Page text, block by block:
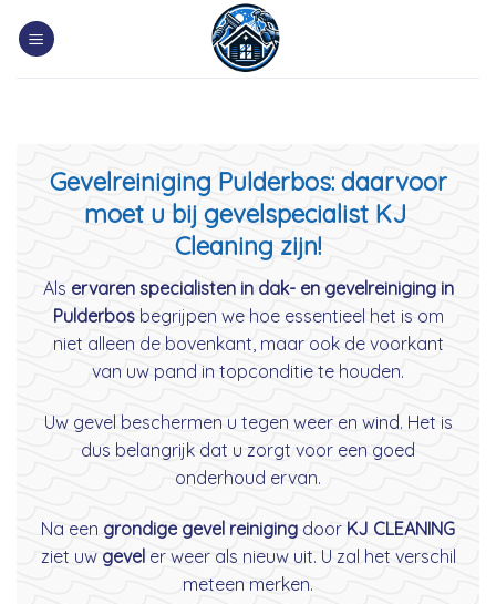
Gevelreiniging Pulderbos: daarvoor
moet u bij gevelspecialist KJ
Cleaning zijn!
Als ervaren specialisten in dak- en gevelreiniging in
Pulderbosbegrijpen we hoe essentieel het is om
niet alleen de bovenkant, maar ook de voorkant
van uw pand in topconditie te houden.
Uw gevel beschermen u tegen weer en wind. Het is
dus belangrijk dat u zorgt voor een goed
onderhoud ervan.
Na een grondige gevel reiniging door KJ CLEANING
ziet uw geveler weer als nieuw uit. U zal het verschil
meteen merken.